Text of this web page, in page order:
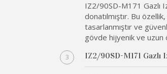
IZ2/90SD-M171 Gazlı
donatılmıştır. Bu
tasarlanmıştır ve
gövde hijyenik ve uzun
IZ2/90SD-M171 Gazlı